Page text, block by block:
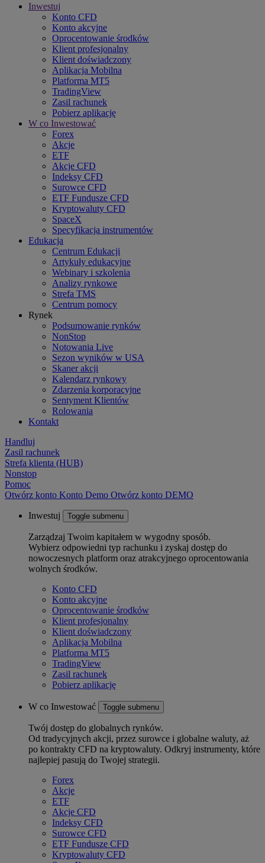
Inwestuj
Konto CFD
Konto akcyjne
Oprocentowanie środków
Klient profesjonalny
Klient doświadczony
Aplikacja Mobilna
Platforma MT5
TradingView
Zasil rachunek
Pobierz aplikację
W co Inwestować
Forex
Akcje
ETF
Akcje CFD
Indeksy CFD
Surowce CFD
ETF Fundusze CFD
Kryptowaluty CFD
SpaceX
Specyfikacja instrumentów
Edukacja
Centrum Edukacji
Artykuły edukacyjne
Webinary i szkolenia
Analizy rynkowe
Strefa TMS
Centrum pomocy
Rynek
Podsumowanie rynków
NonStop
Notowania Live
Sezon wyników w USA
Skaner akcji
Kalendarz rynkowy
Zdarzenia korporacyjne
Sentyment Klientów
Rolowania
Kontakt
Handluj
Zasil rachunek
Strefa klienta (HUB)
Nonstop
Pomoc
Otwórz konto Konto Demo Otwórz konto DEMO
Inwestuj Toggle submenu
Zarządzaj Twoim kapitałem w wygodny sposób.
Wybierz odpowiedni typ rachunku i zyskaj dostęp do
nowoczesnych platform oraz atrakcyjnego oprocentowania
wolnych środków.
Konto CFD
Konto akcyjne
Oprocentowanie środków
Klient profesjonalny
Klient doświadczony
Aplikacja Mobilna
Platforma MT5
TradingView
Zasil rachunek
Pobierz aplikację
W co Inwestować Toggle submenu
Twój dostęp do globalnych rynków.
Od tradycyjnych akcji, przez surowce i globalne waluty, aż
po kontrakty CFD na kryptowaluty. Odkryj instrumenty, które
najlepiej pasują do Twojej strategii.
Forex
Akcje
ETF
Akcje CFD
Indeksy CFD
Surowce CFD
ETF Fundusze CFD
Kryptowaluty CFD